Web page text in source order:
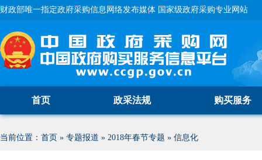
财政部唯一指定政府采购信息网络发布媒体 国家级政府采购专业网站
首页 政采法规 购买服务
当前位置： 首页 » 专题报道 » 2018年春节专题 » 信息化